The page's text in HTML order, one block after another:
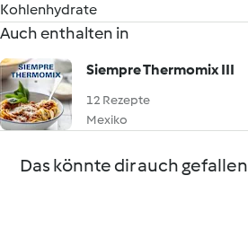
Kohlenhydrate
Auch enthalten in
Siempre Thermomix III
12 Rezepte
Mexiko
Das könnte dir auch gefallen